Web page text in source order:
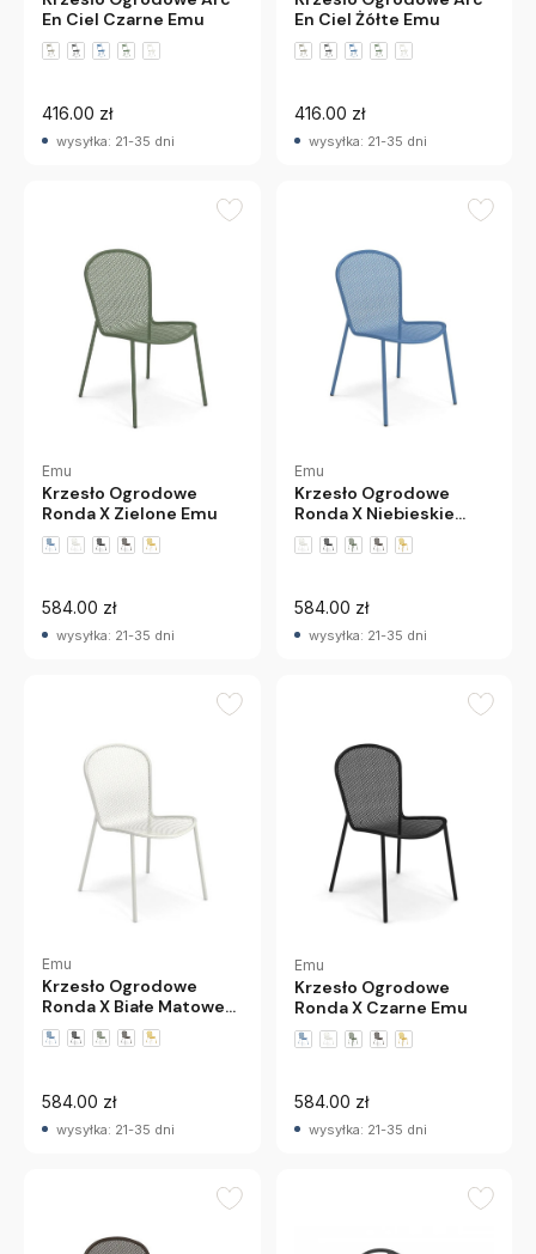
En Ciel Czarne Emu
416.00 zł
wysyłka: 21-35 dni
En Ciel Żółte Emu
416.00 zł
wysyłka: 21-35 dni
Emu
Krzesło Ogrodowe
Ronda X Zielone Emu
584.00 zł
wysyłka: 21-35 dni
Emu
Krzesło Ogrodowe
Ronda X Niebieskie
Emu
584.00 zł
wysyłka: 21-35 dni
Emu
Krzesło Ogrodowe
Ronda X Białe Matowe
Emu
584.00 zł
wysyłka: 21-35 dni
Emu
Krzesło Ogrodowe
Ronda X Czarne Emu
584.00 zł
wysyłka: 21-35 dni